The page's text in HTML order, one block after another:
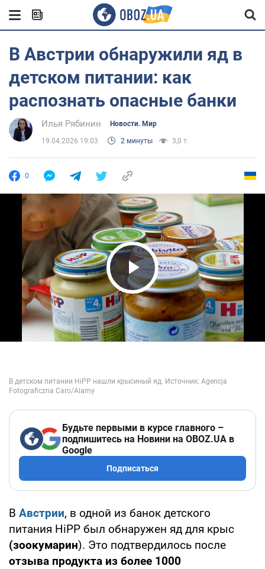
В Австрии обнаружили яд в
детском питании: как
распознать опасные банки
Илья Рябинин Новости. Мир
19.04.2026 19:03 2 минуты 3,0 т.
0
Play Video
Будьте первыми в курсе главного –
подпишитесь на Новини на OBOZ.UA в
Google
Подписаться
В Австрии, в одной из банок детского
питания HiPP был обнаружен яд для крыс
(зоокумарин). Это подтвердилось после
отзыва продукта из более 1000